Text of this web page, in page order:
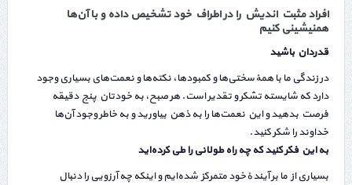
افراد مثبت اندیش را در اطراف خود تشخیص داده و با آن‌ها
همنیشینی کنیم‎
قدردان باشید
در زندگی ما با همهٔ سختی‌ها و کمبودها، نکته‌ها و نعمت‌های بسیاری وجود
دارد که شایسته تشکر و تقدیر است. هر صبح، به خودتان پنج دقیقه
فرصت بدهید و این نعمت‌ها را به ذهن بیاورید و به خاطر وجود آن‌ها
خداوند را شکر کنید.
به این فکر کنید که چه راه طولانی را طی کرده‌اید
بسیاری از ما بر آیندهٔ خود متمرکز شده‌ایم و اینکه چه آرزویی را دنبال